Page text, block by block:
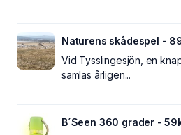
Naturens skådespel -
Vid Tysslingesjön, en
samlas årligen...
B´Seen 360 grader -